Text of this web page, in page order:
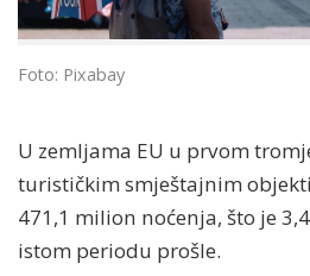
Foto: Pixabay
U zemljama EU u prvom
turističkim smještajnim
471,1 milion noćenja, što je
istom periodu prošle.